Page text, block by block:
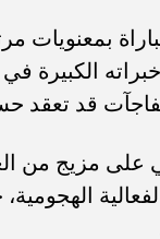
بمعنويات
الكبيرة
قد تعقد
على مزيج من